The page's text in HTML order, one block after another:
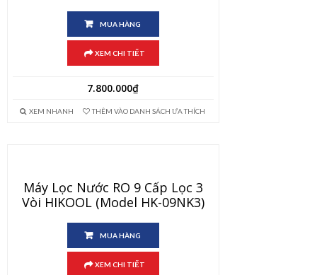
MUA HÀNG
XEM CHI TIẾT
7.800.000₫
XEM NHANH THÊM VÀO DANH SÁCH ƯA THÍCH
Máy Lọc Nước RO 9 Cấp Lọc 3
Vòi HIKOOL (Model HK-09NK3)
MUA HÀNG
XEM CHI TIẾT